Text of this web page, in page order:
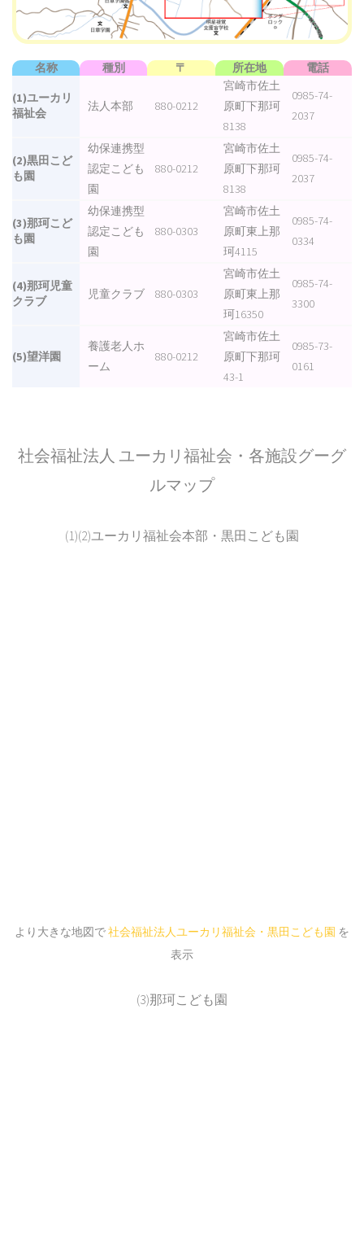
名称 種別 〒 所在地 電話
(1)ユーカリ
福祉会
法人本部 880-0212
宮崎市佐土
原町下那珂
8138
0985-74-
2037
(2)黒田こど
も園
幼保連携型
認定こども
園
880-0212
宮崎市佐土
原町下那珂
8138
0985-74-
2037
(3)那珂こど
も園
幼保連携型
認定こども
園
880-0303
宮崎市佐土
原町東上那
珂4115
0985-74-
0334
(4)那珂児童
クラブ
児童クラブ 880-0303
宮崎市佐土
原町東上那
珂16350
0985-74-
3300
(5)望洋園
養護老人ホ
ーム
880-0212
宮崎市佐土
原町下那珂
43-1
0985-73-
0161
社会福祉法人 ユーカリ福祉会・各施設グーグ
ルマップ
(1)(2)ユーカリ福祉会本部・黒田こども園
より大きな地図で社会福祉法人ユーカリ福祉会・黒田こども園 を
表示
(3)那珂こども園